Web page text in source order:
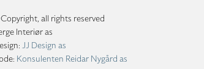
all rights reserved
Interiør as
JJ Design as
Konsulenten Reidar Nygård as